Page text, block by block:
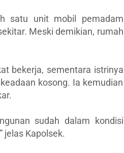
satu unit mobil pemadam
Meski demikian, rumah
bekerja, sementara istrinya
kosong. Ia kemudian
sudah dalam kondisi
jelas Kapolsek.